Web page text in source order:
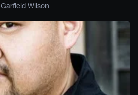
Garfield Wilson